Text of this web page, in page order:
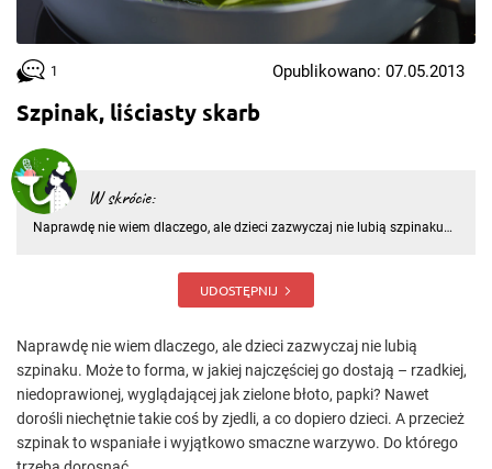
Szpinak, liściasty skarb
W skrócie:
Naprawdę nie wiem dlaczego, ale dzieci zazwyczaj nie lubią szpinaku.
niechętnie takie coś by zjedli, a co dopiero dzieci. A prz
UDOSTĘPNIJ
1 Opublikowano: 07.05.2013
Naprawdę nie wiem dlaczego, ale dzieci zazwyczaj nie lubią
szpinaku. Może to forma, w jakiej najczęściej go dostają – rzadkiej,
niedoprawionej, wyglądającej jak zielone błoto, papki? Nawet
dorośli niechętnie takie coś by zjedli, a co dopiero dzieci. A przecież
szpinak to wspaniałe i wyjątkowo smaczne warzywo. Do którego